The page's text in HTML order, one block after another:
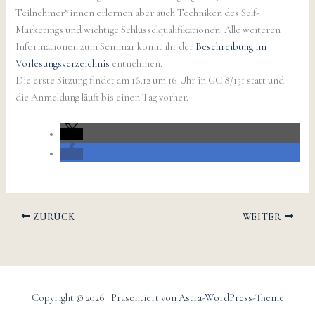
Teilnehmer*innen erlernen aber auch Techniken des Self-
Marketings und wichtige Schlüsselqualifikationen. Alle weiteren
Informationen zum Seminar könnt ihr der Beschreibung im
Vorlesungsverzeichnis entnehmen.
Die erste Sitzung findet am 16.12 um 16 Uhr in GC 8/131 statt und
die Anmeldung läuft bis einen Tag vorher.
ZURÜCK WEITER
Copyright © 2026 | Präsentiert vonAstra-WordPress-Theme